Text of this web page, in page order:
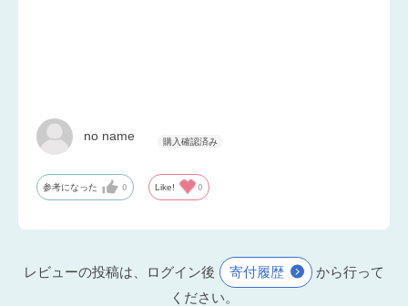
no name
参考になった 0 Like! 0
レビューの投稿は、ログイン後 寄付履歴
から行って
ください。